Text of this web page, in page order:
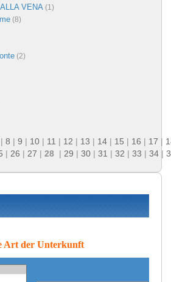
VENA (1)
(8)
(2)
| 8 | 9 | 10 | 11 | 12 | 13 | 14 | 15 | 16 | 17 |
| 26 | 27 | 28 | 29 | 30 | 31 | 32 | 33 | 34 |
Art der Unterkunft